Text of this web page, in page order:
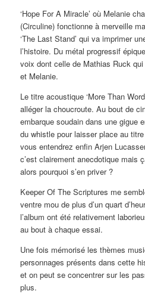
‘Hope For A Miracle’ où Melanie
(Circuline) fonctionne à merveille
‘The Last Stand’ qui va imprimer
l’histoire. Du métal progressif
voix dont celle de Mathias Ruck
et Melanie.
Le titre acoustique ‘More Than
alléger la choucroute. Au bout de
embarque soudain dans une gigue
du whistle pour laisser place au titre
vous entendrez enfin Arjen
c’est clairement anecdotique mais
alors pourquoi s’en priver ?
Keeper Of The Scriptures me
ventre mou de plus d’un quart
l’album ont été relativement
au bout à chaque essai.
Une fois mémorisé les thèmes
personnages présents dans cette
et on peut se concentrer sur les
plus.